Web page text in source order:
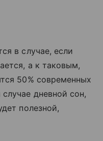
в случае, если
а к таковым,
50% современных
дневной сон,
полезной,